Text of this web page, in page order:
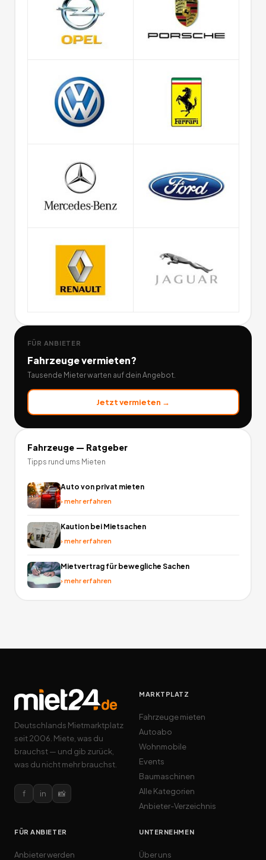
FÜR ANBIETER
Fahrzeugevermieten?
Tausende Mieter warten auf dein Angebot.
Jetzt vermieten →
Fahrzeuge— Ratgeber
Tipps rund ums Mieten
Auto von privat mieten
›mehr erfahren
Kaution bei Mietsachen
›mehr erfahren
Mietvertrag für bewegliche Sachen
›mehr erfahren
Deutschlands Mietmarktplatz
seit 2006. Miete, was du
brauchst — und gib zurück,
was du nicht mehr brauchst.
f in 📸
MARKTPLATZ
Fahrzeuge mieten
Autoabo
Wohnmobile
Events
Baumaschinen
Alle Kategorien
Anbieter-Verzeichnis
FÜR ANBIETER
Anbieter werden
UNTERNEHMEN
Über uns